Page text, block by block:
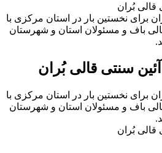
قالی بُران
برای نخستین بار در استان مرکزی با
باف و مسئولان استان و شهرستان
سنتی قالی بُران
برای نخستین بار در استان مرکزی با
باف و مسئولان استان و شهرستان
قالی بُران